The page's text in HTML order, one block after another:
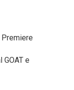
GOAT e